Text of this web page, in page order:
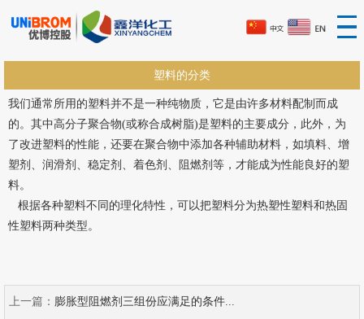
塑料的分类
我们通常所用的塑料并不是一种纯物质，它是由许多材料配制而成
的。其中高分子聚合物(或称合成树脂)是塑料的主要成分，此外，为
了改进塑料的性能，还要在聚合物中添加各种辅助材料，如填料、增
塑剂、润滑剂、稳定剂、着色剂、阻燃剂等，才能成为性能良好的塑
料。
根据各种塑料不同的理化特性，可以把塑料分为热塑性塑料和热固
性塑料两种类型。
上一篇： 膨胀型阻燃剂三组份应满足的条件...